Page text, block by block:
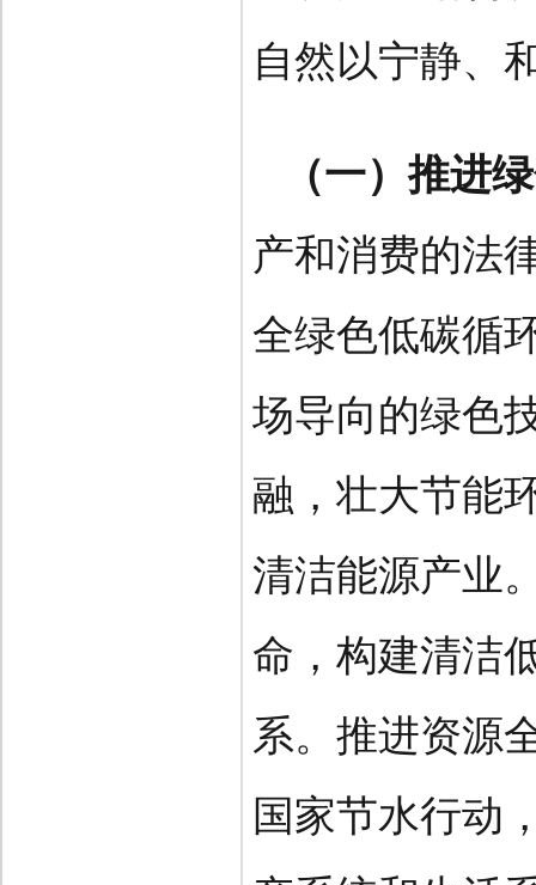
自然以宁静、
（一）推进
产和消费的法
全绿色低碳循
场导向的绿色
融，壮大节能
清洁能源产业
命，构建清洁
系。推进资源
国家节水行动